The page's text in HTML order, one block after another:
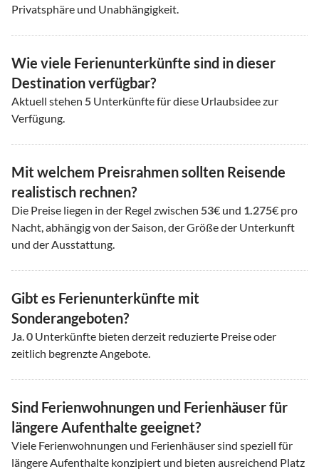
Privatsphäre und Unabhängigkeit.
Wie viele Ferienunterkünfte sind in dieser
Destination verfügbar?
Aktuell stehen 5 Unterkünfte für diese Urlaubsidee zur
Verfügung.
Mit welchem Preisrahmen sollten Reisende
realistisch rechnen?
Die Preise liegen in der Regel zwischen 53€ und 1.275€ pro
Nacht, abhängig von der Saison, der Größe der Unterkunft
und der Ausstattung.
Gibt es Ferienunterkünfte mit
Sonderangeboten?
Ja.0 Unterkünfte bieten derzeit reduzierte Preise oder
zeitlich begrenzte Angebote.
Sind Ferienwohnungen und Ferienhäuser für
längere Aufenthalte geeignet?
Viele Ferienwohnungen und Ferienhäuser sind speziell für
längere Aufenthalte konzipiert und bieten ausreichend Platz